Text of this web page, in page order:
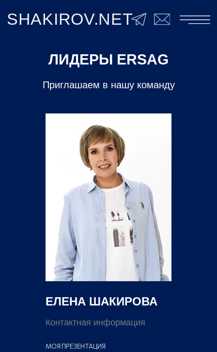
SHAKIROV.NET
ЛИДЕРЫ ERSAG
Приглашаем в нашу команду
ЕЛЕНА ШАКИРОВА
Контактная информация
МОЯ ПРЕЗЕНТАЦИЯ